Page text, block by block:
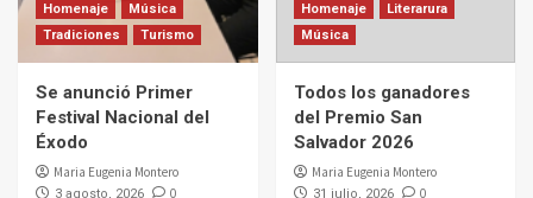
Homenaje
Música
Tradiciones
Turismo
Se anunció Primer
Festival Nacional del
Éxodo
Maria Eugenia Montero
3 agosto, 2026 0
Homenaje
Literarura
Música
Todos los ganadores
del Premio San
Salvador 2026
Maria Eugenia Montero
31 julio, 2026 0